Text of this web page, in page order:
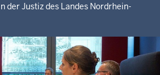
der Justiz des Landes Nordrhein-